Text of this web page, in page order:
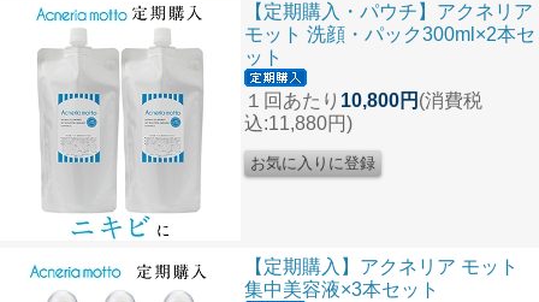
【定期購入・パウチ】アクネリア
モット 洗顔・パック300ml×2本セ
ット
１回あたり 10,800円 (消費税
込:11,880円)
【定期購入】アクネリア モット
集中美容液×3本セット